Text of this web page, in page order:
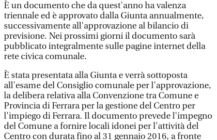
È un documento che da quest'anno ha valenza
triennale ed è approvato dalla Giunta annualmente,
successivamente all'approvazione al bilancio di
previsione. Nei prossimi giorni il documento sarà
pubblicato integralmente sulle pagine internet della
rete civica comunale.
È stata presentata alla Giunta e verrà sottoposta
all'esame del Consiglio comunale per l'approvazione,
la delibera relativa alla Convenzione tra Comune e
Provincia di Ferrara per la gestione del Centro per
l'impiego di Ferrara. Il documento prevede l'impegno
del Comune a fornire locali idonei per l'attività del
Centro con durata fino al 31 gennaio 2016, a fronte